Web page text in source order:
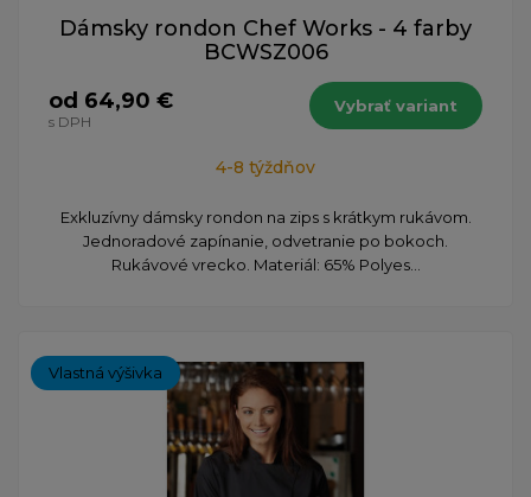
Dámsky rondon Chef Works - 4 farby
BCWSZ006
od 64,90 €
s DPH
Vybrať variant
4-8 týždňov
Exkluzívny dámsky rondon na zips s krátkym rukávom.
Jednoradové zapínanie, odvetranie po bokoch.
Rukávové vrecko. Materiál: 65% Polyes...
Vlastná výšivka